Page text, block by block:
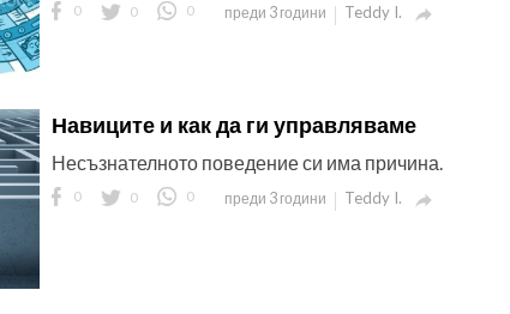
0 0 0 преди 3 години Teddy I. 
Навиците и как да ги управляваме
Несъзнателното поведение си има причина.
0 0 0 преди 3 години Teddy I. 